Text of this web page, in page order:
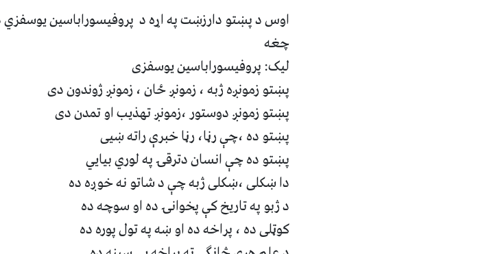
اوس د پښتو دارزښت په اړه د ‏ پروفيسوراباسين
چغه ‏
‏ليک: پروفيسوراباسين يوسفزى
پښتو زمونږه ژبه ، زمونږ ځان ، زمونږ ژوندون دى ‏
پښتو زمونږ دوستور ،زمونږ تهذيب او تمدن دى ‏
پښتو ده ،چې رڼا، رڼا خبرې راته ښيى
پښتو ده چې انسان دترقۍ په لوري بيايي ‏
دا ښکلى ،ښکلى ژبه چې د شاتو نه خوږه ده
د ژبو په تاريخ کې پخوانۍ ده او سوچه ده ‏
کوټلى ده ، پراخه ده او ښه په تول پوره ده ‏